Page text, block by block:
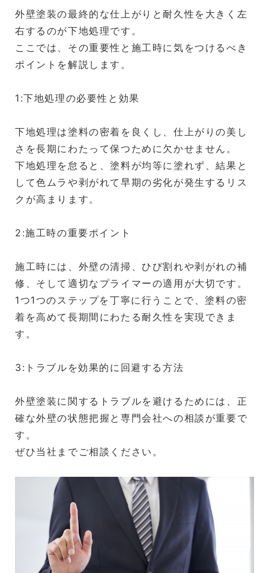
外壁塗装の最終的な仕上がりと耐久性を大きく左
右するのが下地処理です。
ここでは、その重要性と施工時に気をつけるべき
ポイントを解説します。
1:下地処理の必要性と効果
下地処理は塗料の密着を良くし、仕上がりの美し
さを長期にわたって保つために欠かせません。
下地処理を怠ると、塗料が均等に塗れず、結果と
して色ムラや剥がれて早期の劣化が発生するリス
クが高まります。
2:施工時の重要ポイント
施工時には、外壁の清掃、ひび割れや剥がれの補
修、そして適切なプライマーの適用が大切です。
1つ1つのステップを丁寧に行うことで、塗料の密
着を高めて長期間にわたる耐久性を実現できま
す。
3:トラブルを効果的に回避する方法
外壁塗装に関するトラブルを避けるためには、正
確な外壁の状態把握と専門会社への相談が重要で
す。
ぜひ当社までご相談ください。